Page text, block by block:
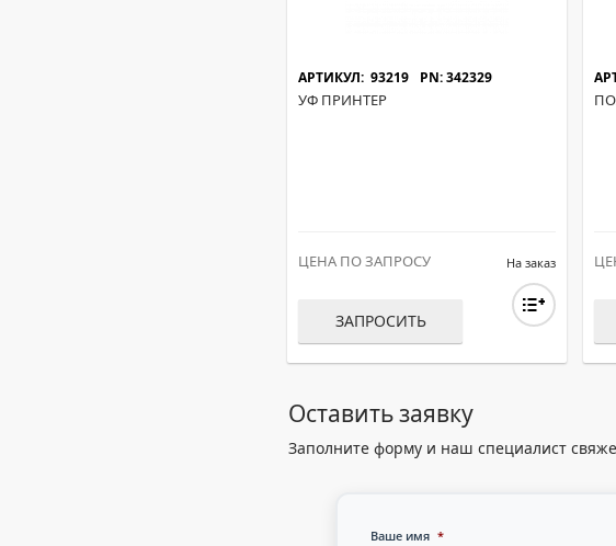
АРТИКУЛ: 93219 PN: 342329
УФ ПРИНТЕР
ЦЕНА ПО ЗАПРОСУ На заказ
ЗАПРОСИТЬ
Оставить заявку
Заполните форму и наш специалист
Ваше имя *